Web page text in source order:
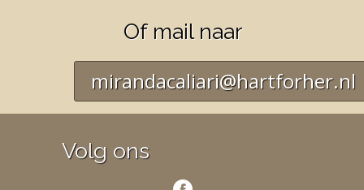
Of mail naar
mirandacaliari@hartforher.nl
Volg ons